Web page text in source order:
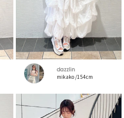
dazzlin
mikako /154cm